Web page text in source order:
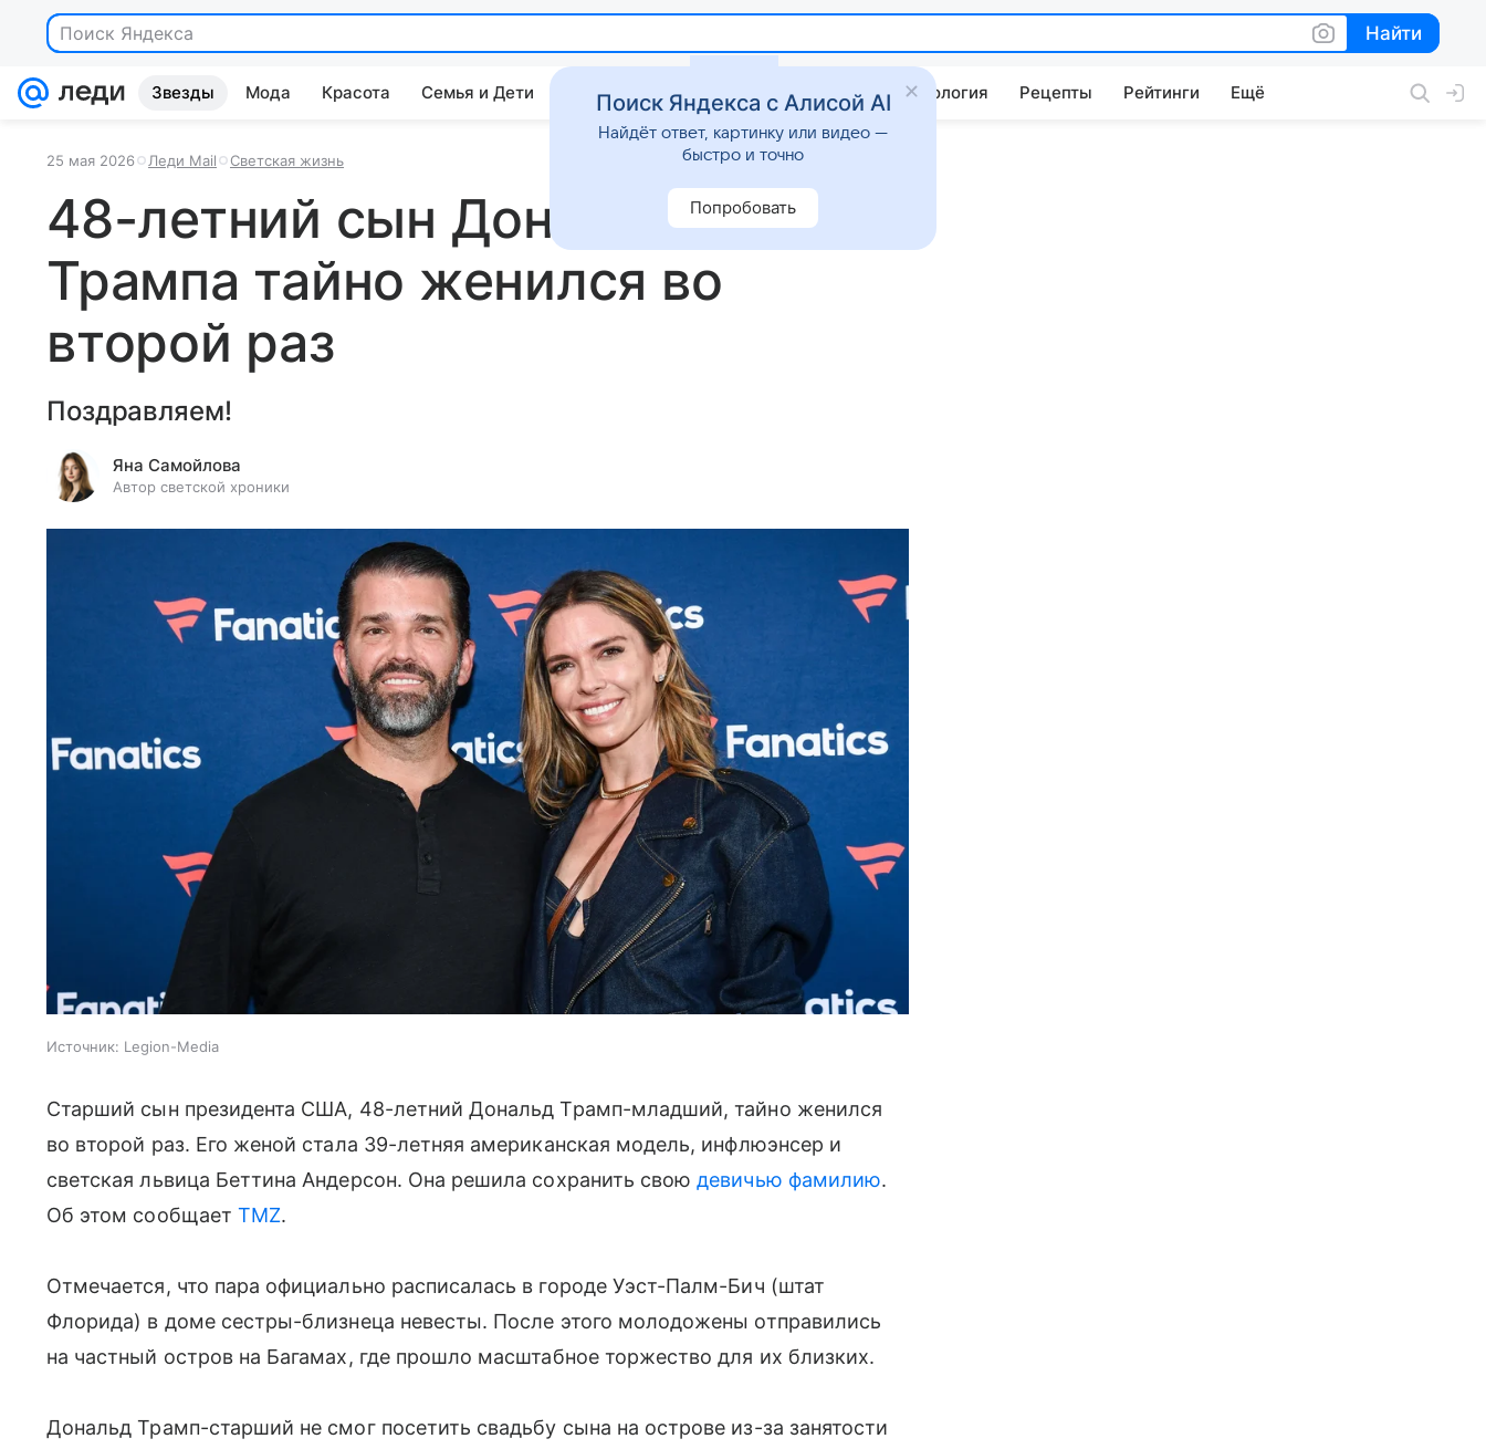
Поиск Яндекса Найти
Найти
Звезды Мода Красота Семья и Дети Дом Гороскопы Стиль жизни Психология Рецепты Рейтинги Ещё
25 мая 2026 Леди Mail Светская жизнь
48-летний сын Дональда
Трампа тайно женился во
второй раз
Поздравляем!
Яна Самойлова
Автор светской хроники
Источник: Legion-Media
Старший сын президента США, 48-летний Дональд Трамп-младший, тайно женился
во второй раз. Его женой стала 39-летняя американская модель, инфлюэнсер и
светская львица Беттина Андерсон. Она решила сохранить своюдевичью фамилию.
Об этом сообщает TMZ.
Отмечается, что пара официально расписалась в городе Уэст-Палм-Бич (штат
Флорида) в доме сестры-близнеца невесты. После этого молодожены отправились
на частный остров на Багамах, где прошло масштабное торжество для их близких.
Дональд Трамп-старший не смог посетить свадьбу сына на острове из-за занятости
Поиск Яндекса с Алисой AI
Найдёт ответ, картинку или видео —
быстро и точно
Попробовать